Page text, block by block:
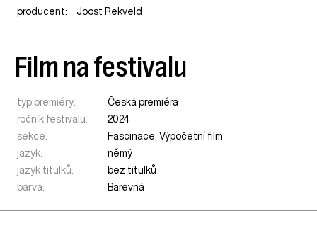
producent:
Joost Rekveld
Film na festivalu
typ premiéry:
Česká premiéra
ročník festivalu:
2024
sekce:
Fascinace: Výpočetní film
jazyk:
němý
jazyk titulků:
bez titulků
barva:
Barevná